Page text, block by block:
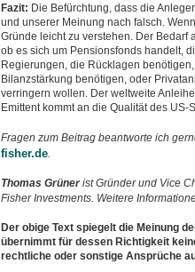
Fazit: Die Befürchtung, dass die
und unserer Meinung nach falsch.
Gründe leicht zu verstehen. Der Bedarf
ob es sich um Pensionsfonds handelt,
Regierungen, die Rücklagen
Bilanzstärkung benötigen, oder
verringern wollen. Der weltweite
Emittent kommt an die Qualität des
Fragen zum Beitrag beantworte ich
fisher.de.
Thomas Grünerist Gründer und Vice
Fisher Investments. Weitere
Der obige Text spiegelt die Meinung
übernimmt für dessen Richtigkeit
rechtliche oder sonstige Ansprüche